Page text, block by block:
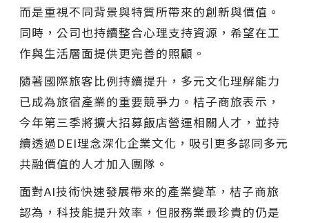
而是重視不同背景與特質所帶來的創新與價值。
同時，公司也持續整合心理支持資源，希望在工
作與生活層面提供更完善的照顧。
隨著國際旅客比例持續提升，多元文化理解能力
已成為旅宿產業的重要競爭力。桔子商旅表示，
今年第三季將擴大招募飯店營運相關人才，並持
續透過DEI理念深化企業文化，吸引更多認同多元
共融價值的人才加入團隊。
面對AI技術快速發展帶來的產業變革，桔子商旅
認為，科技能提升效率，但服務業最珍貴的仍是